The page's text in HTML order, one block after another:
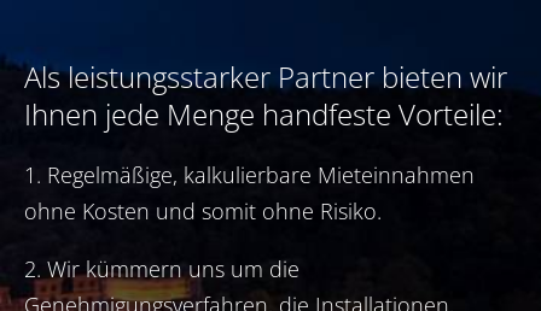
Als leistungsstarker Partner bieten wir
Ihnen jede Menge handfeste Vorteile:
1. Regelmäßige, kalkulierbare Mieteinnahmen
ohne Kosten und somit ohne Risiko.
2. Wir kümmern uns um die
Genehmigungsverfahren, die Installationen,